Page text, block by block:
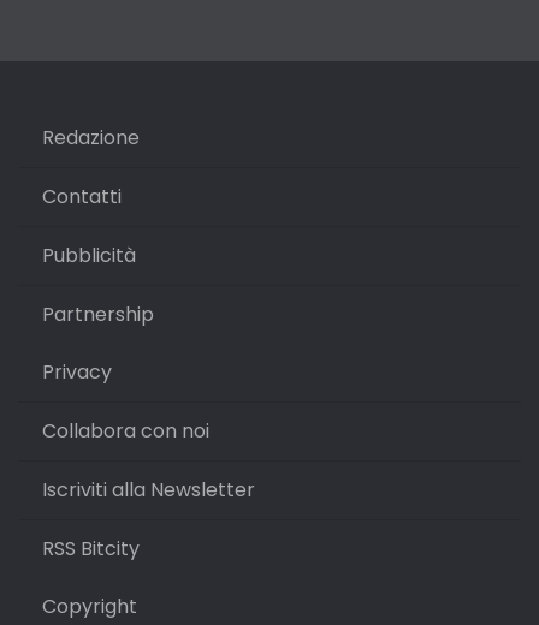
Redazione
Contatti
Pubblicità
Partnership
Privacy
Collabora con noi
Iscriviti alla Newsletter
RSS Bitcity
Copyright